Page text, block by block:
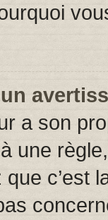
a son
une
c’est